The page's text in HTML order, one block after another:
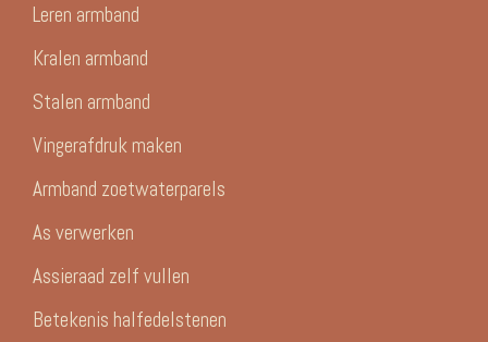
Leren armband
Kralen armband
Stalen armband
Vingerafdruk maken
Armband zoetwaterparels
As verwerken
Assieraad zelf vullen
Betekenis halfedelstenen